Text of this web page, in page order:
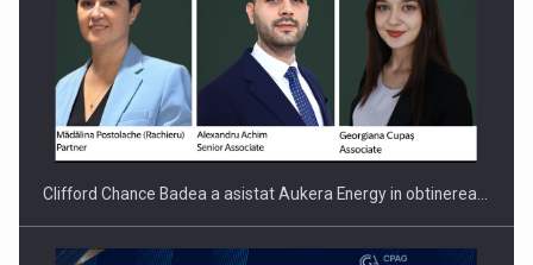
Clifford Chance Badea a asistat Aukera Energy in obtinerea…